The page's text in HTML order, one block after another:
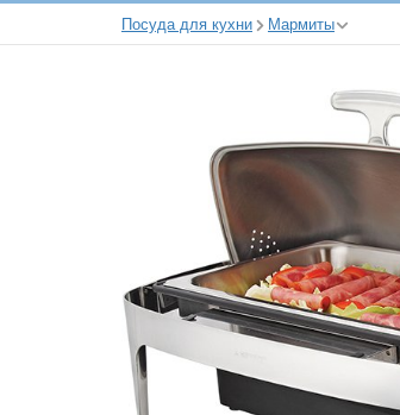
Посуда для кухни Мармиты